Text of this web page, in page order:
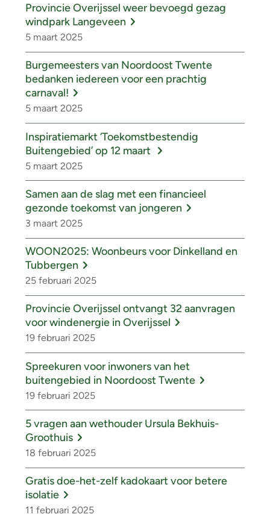
Provincie Overijssel weer bevoegd gezag
windpark Langeveen
5 maart 2025
Burgemeesters van Noordoost Twente
bedanken iedereen voor een prachtig
carnaval!
5 maart 2025
Inspiratiemarkt ‘Toekomstbestendig
Buitengebied’ op 12 maart
5 maart 2025
Samen aan de slag met een financieel
gezonde toekomst van jongeren
3 maart 2025
WOON2025: Woonbeurs voor Dinkelland en
Tubbergen
25 februari 2025
Provincie Overijssel ontvangt 32 aanvragen
voor windenergie in Overijssel
19 februari 2025
Spreekuren voor inwoners van het
buitengebied in Noordoost Twente
19 februari 2025
5 vragen aan wethouder Ursula Bekhuis-
Groothuis
18 februari 2025
Gratis doe-het-zelf kadokaart voor betere
isolatie
11 februari 2025